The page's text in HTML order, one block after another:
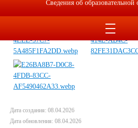
Дата создания: 08.04.2026
Дата обновления: 08.04.2026
Сведения об образовательной